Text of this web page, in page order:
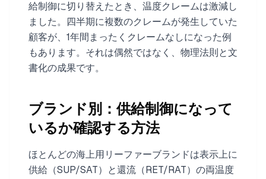
給制御に切り替えたとき、温度クレームは激減し
ました。四半期に複数のクレームが発生していた
顧客が、1年間まったくクレームなしになった例
もあります。それは偶然ではなく、物理法則と文
書化の成果です。
ブランド別：供給制御になって
いるか確認する方法
ほとんどの海上用リーファーブランドは表示上に
供給（SUP/SAT）と還流（RET/RAT）の両温度